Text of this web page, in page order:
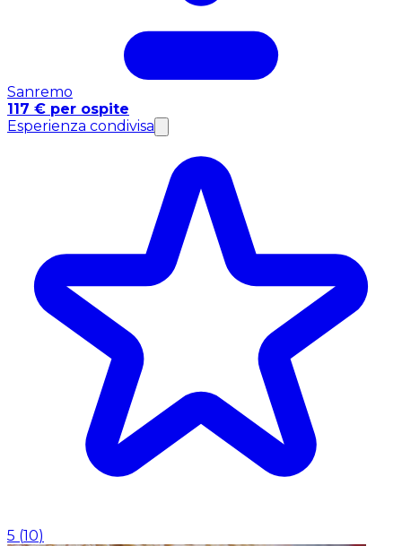
Sanremo
117 € per ospite
Esperienza condivisa
5 (10)